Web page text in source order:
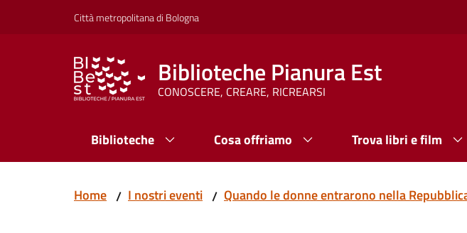
Vai al contenuto
Vai alla navigazioneCittà metropolitana di Bologna
Biblioteche Pianura Est
CONOSCERE, CREARE, RICREARSI
Biblioteche Cosa offriamo Trova libri e film
Home / I nostri eventi / Quando le donne entrarono nella